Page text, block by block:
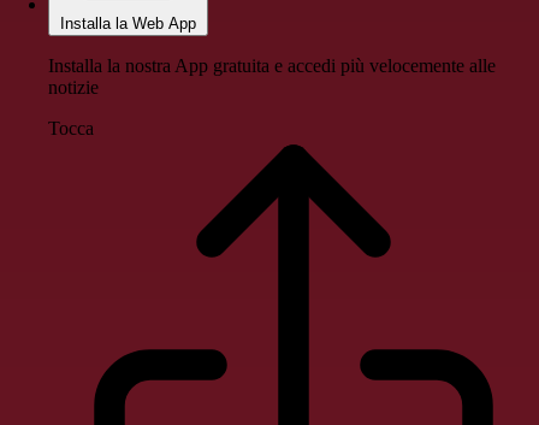
Installa la Web App
Installa la nostra App gratuita e accedi più velocemente alle
notizie
Tocca